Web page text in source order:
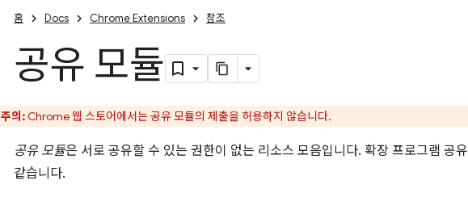
홈 Docs Chrome Extensions 참조
공유 모듈
주의:Chrome 웹 스토어에서는 공유 모듈의 제출을 허용하지 않습니다.
공유 모듈은 서로 공유할 수 있는 권한이 없는 리소스 모음입니다. 확장 프로그램 공
같습니다.